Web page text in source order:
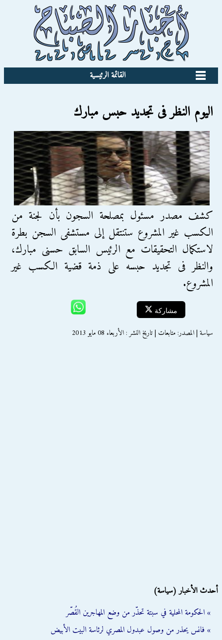
القائمة الرئيسية
اليوم النظر فى تجديد حبس مبارك
كشف مصدر مسئول بمصلحة السجون بأن لجنة من
الكسب غير المشروع ستنتقل إلى مستشفى السجن بطرة
لاستكمال التحقيقات مع الرئيس السابق حسنى مبارك،
والنظر فى تجديد حبسه على ذمة قضية الكسب غير
المشروع.
مشاركة
سياسة | المصدر: متابعات | تاريخ النشر : الأربعاء 08 مايو 2013
أحدث الأخبار (سياسة)
» الحكومة المحلية في سبتة تحذّر من وضع المهاجرين القُصّر
» فانس يحذر من وصول عبدول المصري لرئاسة البيت الأبيض